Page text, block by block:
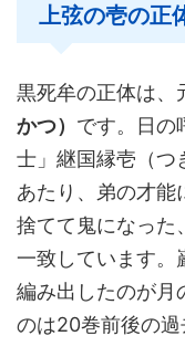
上弦の壱の正
黒死牟の正体は、
かつ） です。日の
士」継国縁壱（つ
あたり、弟の才能
捨てて鬼になった
一致しています。
編み出したのが月
のは20巻前後の過